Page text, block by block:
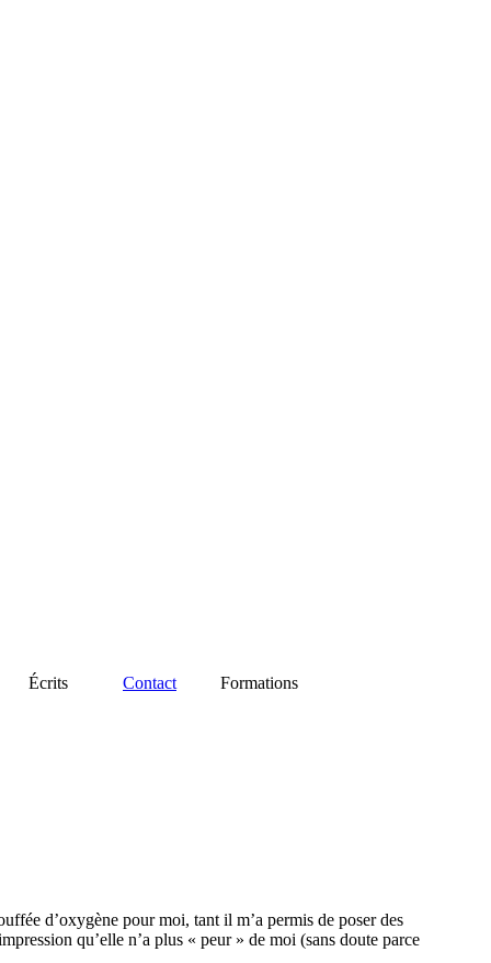
Écrits Contact Formations
d’oxygène pour moi, tant il m’a permis de poser des
qu’elle n’a plus « peur » de moi (sans doute parce